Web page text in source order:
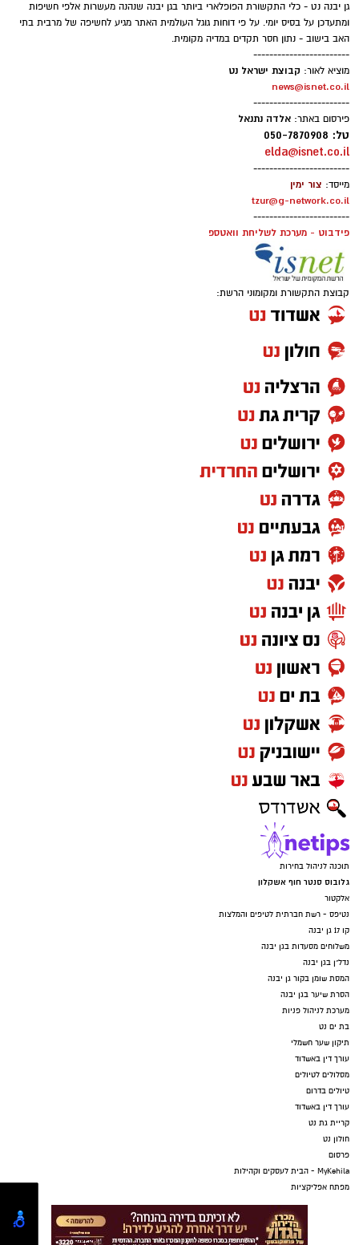
גן יבנה נט - כלי התקשורת הפופלארי ביותר בגן יבנה שנהנה מעשרות אלפי חשיפות
ומתעדכן על בסיס יומי. על פי דוחות גוגל העולמית האתר מגיע לחשיפה של מרבית בתי
האב בישוב - נתון חסר תקדים במדיה מקומית.
------------------------
מוציא לאור: קבוצת ישראל נט
news@isnet.co.il
------------------------
פירסום באתר: אלדה נתנאל
טל: 050-7870908
elda@isnet.co.il
------------------------
מייסד: צור ימין
tzur@g-network.co.il
------------------------
פידבוט - מערכת לשליחת וואטספ
קבוצת התקשורת ומקומוני הרשת:
תוכנה לניהול בחירות
גלובוס סנטר חוף אשקלון
אלקטור
נטיפס - רשת חברתית לטיפים והמלצות
קו 17 גן יבנה
משלוחים מסעדות בגן יבנה
נדל"ן בגן יבנה
המסת שומן בקור גן יבנה
הסרת שיער בגן יבנה
מערכת לניהול פניות
בת ים נט
תיקון שער חשמלי
עורך דין באשדוד
מסלולים לטיולים
טיולים בדרום
עורך דין באשדוד
קריית גת נט
חולון נט
פרסום
MyKehila - הבית לעסקים וקהילות
מפתח אפליקציות